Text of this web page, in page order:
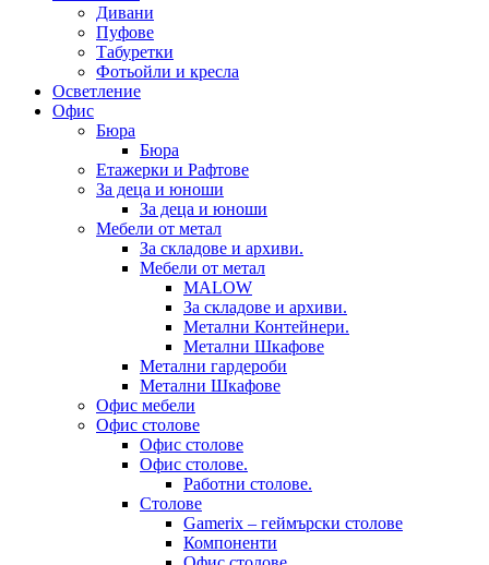
Дивани
Пуфове
Табуретки
Фотьойли и кресла
Осветление
Офис
Бюра
Бюра
Етажерки и Рафтове
За деца и юноши
За деца и юноши
Мебели от метал
За складове и архиви.
Мебели от метал
MALOW
За складове и архиви.
Метални Контейнери.
Метални Шкафове
Метални гардероби
Метални Шкафове
Офис мебели
Офис столове
Офис столове
Офис столове.
Работни столове.
Столове
Gamerix – геймърски столове
Компоненти